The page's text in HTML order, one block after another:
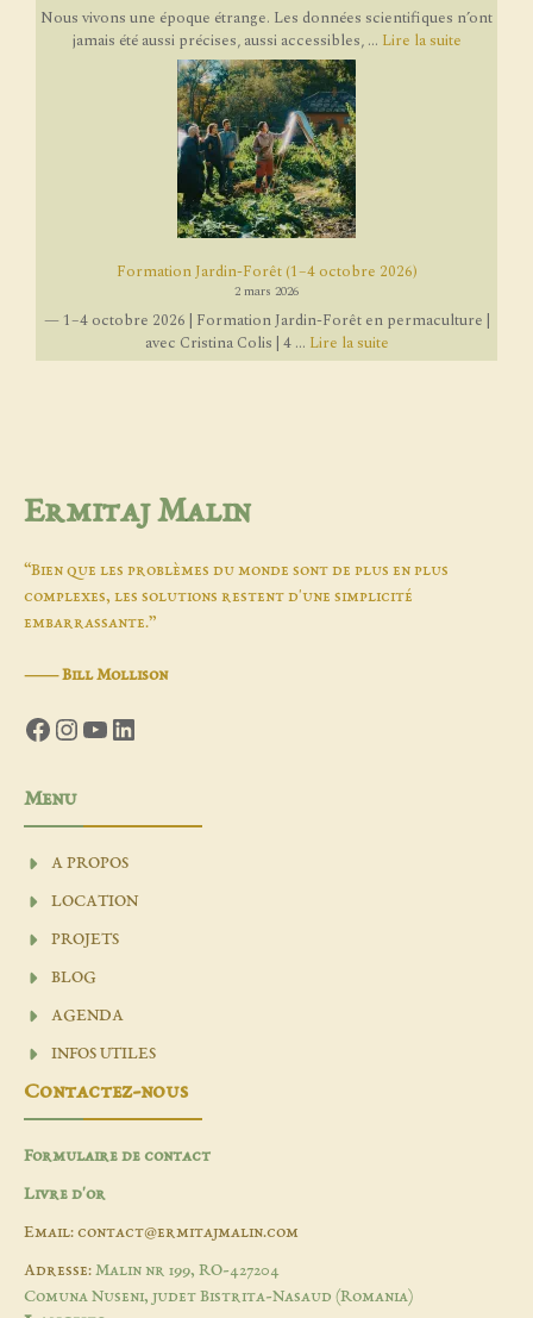
Nous vivons une époque étrange. Les données scientifiques n’ont
jamais été aussi précises, aussi accessibles, ... Lire la suite
Formation Jardin-Forêt (1–4 octobre 2026)
2 mars 2026
— 1–4 octobre 2026 | Formation Jardin-Forêt en permaculture |
avec Cristina Colis | 4 ... Lire la suite
Ermitaj Malin
“Bien que les problèmes du monde sont de plus en plus
complexes, les solutions restent d'une simplicité
embarrassante.”
―Bill Mollison
Facebook
Instagram
YouTube
LinkedIn
Menu
A PROPOS
LOCATION
PROJETS
BLOG
AGENDA
INFOS UTILES
Contactez-nous
Formulaire de contact
Livre d'or
Email: contact@ermitajmalin.com
Adresse: Malin nr 199, RO-427204
Comuna Nuseni, judet Bistrita-Nasaud (Romania)